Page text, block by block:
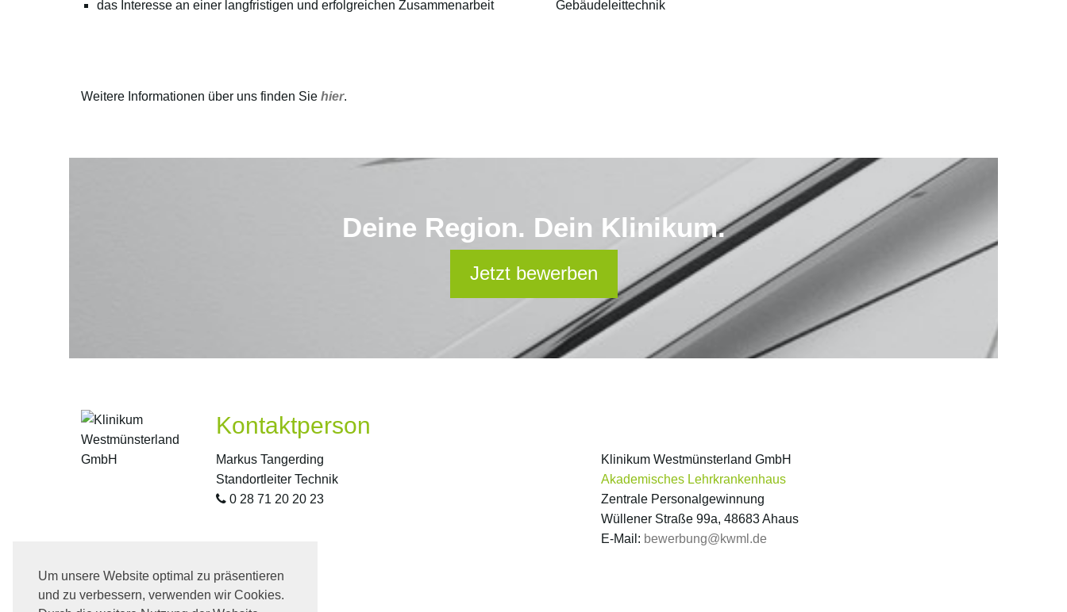
Um unsere Website optimal zu präsentieren
und zu verbessern, verwenden wir Cookies.
das Interesse an einer langfristigen und erfolgreichen Zusammenarbeit
Gebäudeleittechnik
Weitere Informationen über uns finden Sie hier.
Deine Region. Dein Klinikum.
Jetzt bewerben
Kontaktperson
Markus Tangerding
Standortleiter Technik
0 28 71 20 20 23
Klinikum Westmünsterland GmbH
Akademisches Lehrkrankenhaus
Zentrale Personalgewinnung
Wüllener Straße 99a, 48683 Ahaus
E-Mail: bewerbung@kwml.de